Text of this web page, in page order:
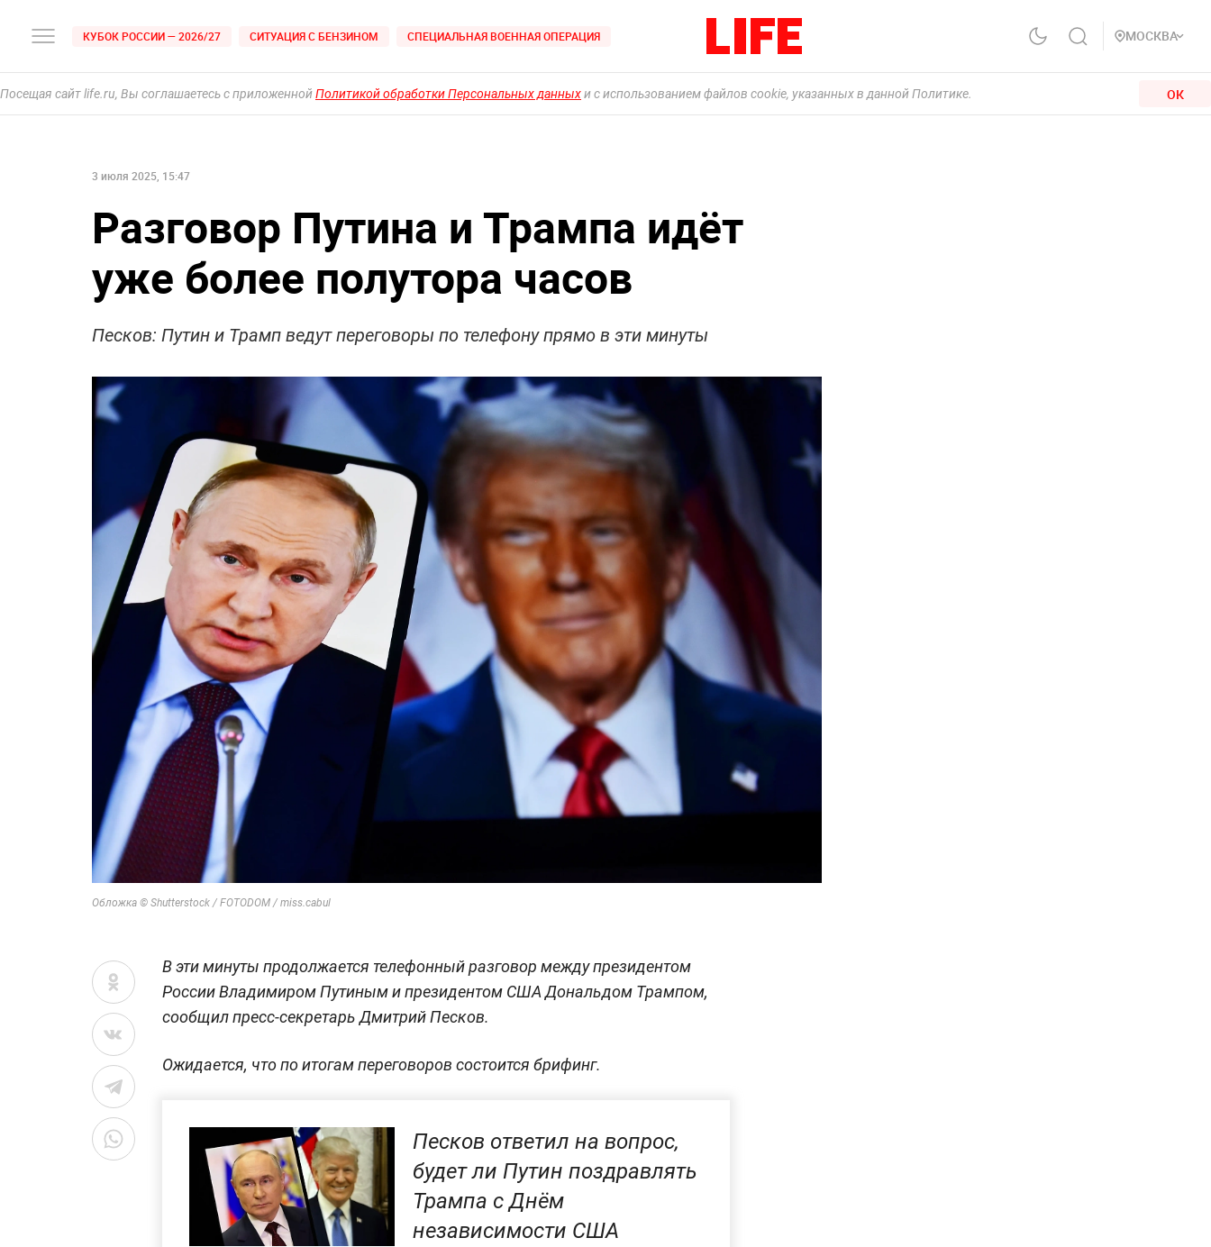
КУБОК РОССИИ — 2026/27 СИТУАЦИЯ С БЕНЗИНОМ СПЕЦИАЛЬНАЯ ВОЕННАЯ ОПЕРАЦИЯ МОСКВА
Посещая сайт life.ru, Вы соглашаетесь с приложеннойПолитикой обработки Персональных данныхи с использованием файлов cookie, указанных в данной Политике. ОК
3 июля 2025, 15:47
Разговор Путина и Трампа идёт
уже более полутора часов
Песков: Путин и Трамп ведут переговоры по телефону прямо в эти минуты
Обложка © Shutterstock / FOTODOM / miss.cabul
В эти минуты продолжается телефонный разговор между президентом
России Владимиром Путиным и президентом США Дональдом Трампом,
сообщил пресс-секретарь Дмитрий Песков.
Ожидается, что по итогам переговоров состоится брифинг.
Песков ответил на вопрос,
будет ли Путин поздравлять
Трампа с Днём
независимости США